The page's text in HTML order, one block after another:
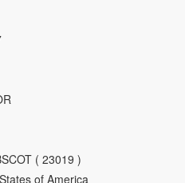
( 23019 )
of America